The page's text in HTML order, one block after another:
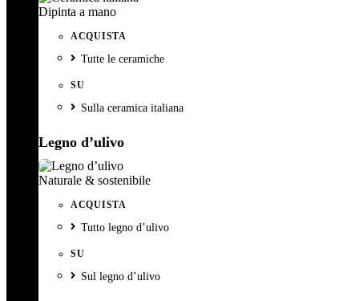
Dipinta a mano
ACQUISTA
Tutte le ceramiche
SU
Sulla ceramica italiana
Legno d’ulivo
Naturale & sostenibile
ACQUISTA
Tutto legno d’ulivo
SU
Sul legno d’ulivo